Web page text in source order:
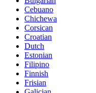
Cebuano
Chichewa
Corsican
Croatian
Dutch
Estonian
Filipino
Finnish
Frisian